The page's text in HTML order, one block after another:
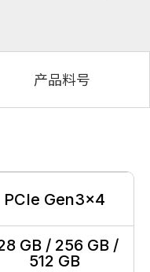
产品料号
PCIe Gen3x4
GB / 256 GB /
512 GB